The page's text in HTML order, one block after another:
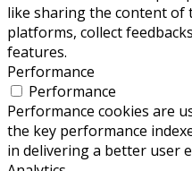
like sharing the content of
platforms, collect
features.
Performance
Performance
Performance cookies are
the key performance
in delivering a better user